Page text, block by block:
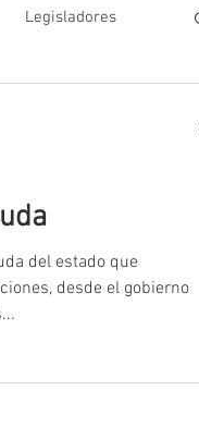
Legisladores
del estado que
desde el gobierno